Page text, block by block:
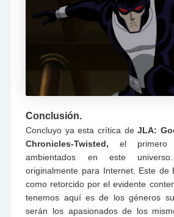
Conclusión.
Concluyo ya esta crítica deJLA:
Chronicles-Twisted, el primero
ambientados en este
originalmente para Internet. Este de
como retorcido por el evidente
tenemos aquí es de los géneros
serán los apasionados de los